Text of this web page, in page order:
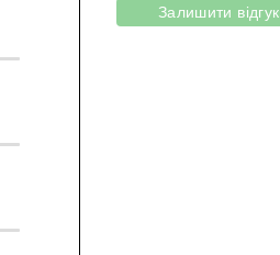
Залишити відгук